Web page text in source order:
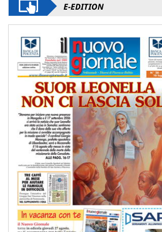
E-EDITION